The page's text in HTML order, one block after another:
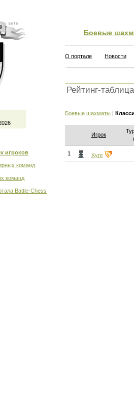
игроков
команд
команд
Battle-Chess
Боевые
О портале Новости
Рейтинг-
Боевые шахматы |
Игрок
1 Kym